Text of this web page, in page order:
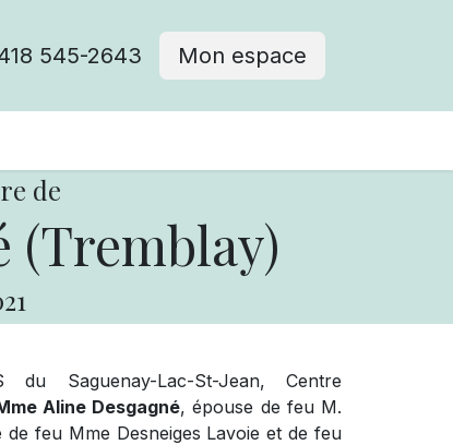
545-2643 Mon espace
de
(Tremblay)
Saguenay-Lac-St-Jean, Centre
Aline Desgagné, épouse de feu M.
feu Mme Desneiges Lavoie et de feu